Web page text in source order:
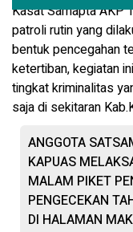
Kasat Samapta AKP
patroli rutin yang
bentuk pencegahan
ketertiban, kegiatan
tingkat kriminalitas
saja di sekitaran
ANGGOTA
KAPUAS
MALAM PIKET
PENGECEKAN
DI HALAMAN